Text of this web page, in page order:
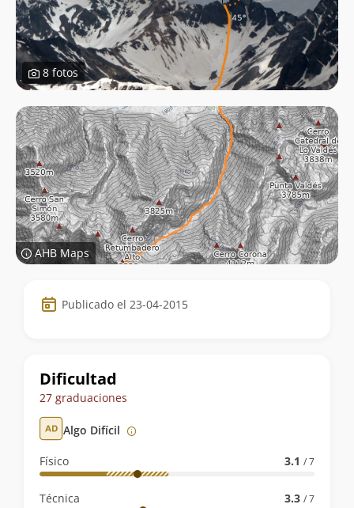
8 fotos
AHB Maps
Datos
de
ruta
Publicado el 23-04-2015
Dificultad
27 graduaciones
Algo Difícil
Físico 3.1 / 7
Técnica 3.3 / 7